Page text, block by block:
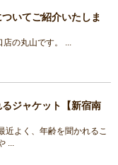
いてご紹介いたしま
店の丸山です。 ...
ジャケット【新宿南
近よく、年齢を聞かれるこ
...